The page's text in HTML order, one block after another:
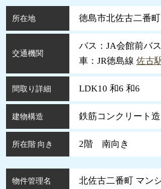
所在地 徳島市北佐古二番
交通機関
バス：JA会館前バ
車：JR徳島線 佐古
間取り詳細 LDK10 和6 和6
建物構造 鉄筋コンクリート
所在階 向き 2階 南向き
物件管理名 北佐古二番町 マン